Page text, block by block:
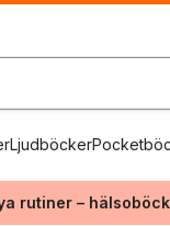
Ljudböcker
rutiner –